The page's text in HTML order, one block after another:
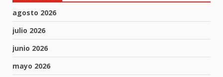
agosto 2026
julio 2026
junio 2026
mayo 2026